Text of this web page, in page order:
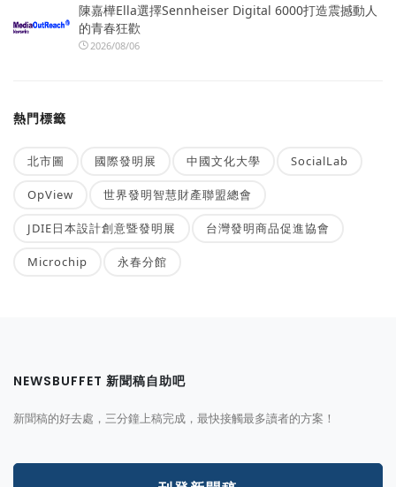
陳嘉樺Ella選擇Sennheiser Digital 6000打造震撼動人
的青春狂歡
2026/08/06
熱門標籤
北市圖 國際發明展 中國文化大學 SocialLab
OpView 世界發明智慧財產聯盟總會
JDIE日本設計創意暨發明展 台灣發明商品促進協會
Microchip 永春分館
NEWSBUFFET 新聞稿自助吧
新聞稿的好去處，三分鐘上稿完成，最快接觸最多讀者的方案！